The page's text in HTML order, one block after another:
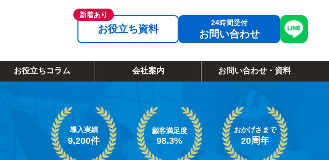
お役立ち資料 お問い合わせ
お役立ちコラム 会社案内 お問い合わせ・資料
導入実績
9,200件
顧客満足度
98.3%
おかげさまで
20周年